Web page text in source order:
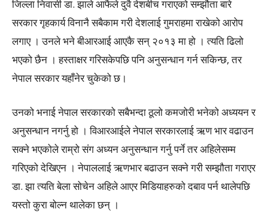
जिल्ला निवासी डा. झाले आफैले दुवै देशबीच गराएको सम्झौता बारे
सरकार गृहकार्य विनानै सबैकाम गरी देशलाई गुमराहमा राखेको आरोप
लगाए । उनले भने बीआरआई आएकै सन् २०१३ मा हो । त्यति ढिलो
भएको छैन । हस्ताक्षर गरिसकेपछि पनि अनुसन्धान गर्न सकिन्छ, तर
नेपाल सरकार यहाँनेर चुकेको छ।
उनको भनाई नेपाल सरकारको सबैभन्दा ठूलो कमजोरी भनेको अध्ययन र
अनुसन्धान नगर्नु हो । विआरआईले नेपाल सरकारलाई ऋण भार वढाउन
सक्ने भएकोले राम्रो संग अध्यन अनुसन्धान गर्नु पर्ने तर अहिलेसम्म
गरिएको देखिएन । नेपाललाई ऋणभार बढाउन सक्ने गरी सम्झौता गराएर
डा. झा त्यति बेला सोचेन अहिले आएर मिडियाहरुको दबाव पर्न थालेपछि
यस्तो कुरा बोल्न थालेका छन् ।